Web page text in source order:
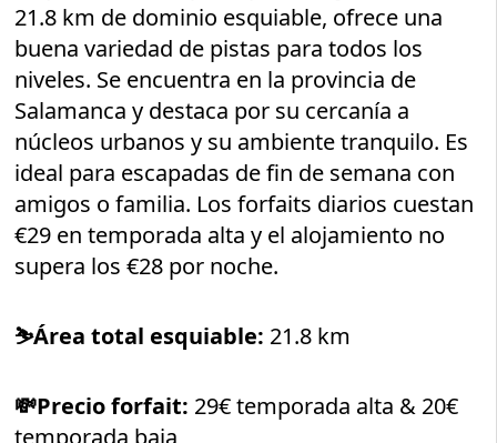
21.8 km de dominio esquiable, ofrece una
buena variedad de pistas para todos los
niveles. Se encuentra en la provincia de
Salamanca y destaca por su cercanía a
núcleos urbanos y su ambiente tranquilo. Es
ideal para escapadas de fin de semana con
amigos o familia. Los forfaits diarios cuestan
€29 en temporada alta y el alojamiento no
supera los €28 por noche.
⛷️Área total esquiable: 21.8 km
💸Precio forfait: 29€ temporada alta & 20€